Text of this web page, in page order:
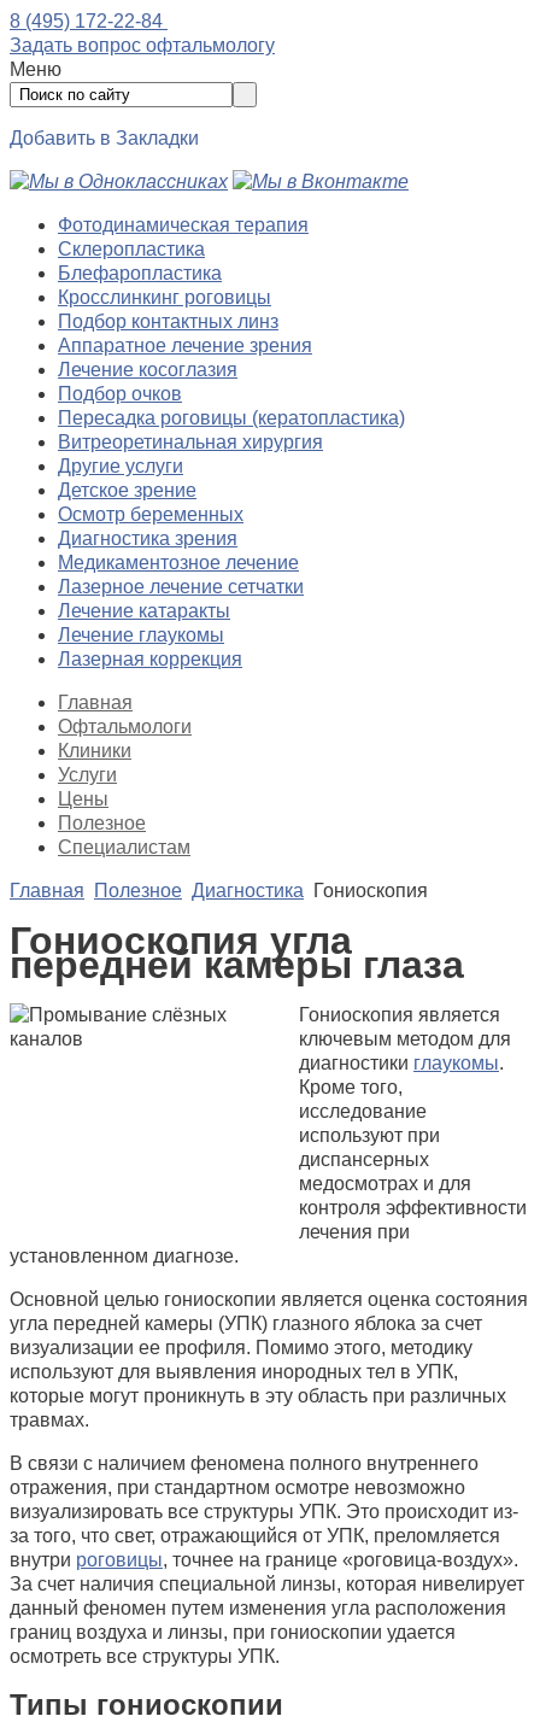
8 (495) 172-22-84
Задать вопрос офтальмологу
Меню
Добавить в Закладки
Фотодинамическая терапия
Склеропластика
Блефаропластика
Кросслинкинг роговицы
Подбор контактных линз
Аппаратное лечение зрения
Лечение косоглазия
Подбор очков
Пересадка роговицы (кератопластика)
Витреоретинальная хирургия
Другие услуги
Детское зрение
Осмотр беременных
Диагностика зрения
Медикаментозное лечение
Лазерное лечение сетчатки
Лечение катаракты
Лечение глаукомы
Лазерная коррекция
Главная
Офтальмологи
Клиники
Услуги
Цены
Полезное
Специалистам
Главная Полезное Диагностика Гониоскопия
Гониоскопия угла
передней камеры глаза
Гониоскопия является
ключевым методом для
диагностики глаукомы.
Кроме того,
исследование
используют при
диспансерных
медосмотрах и для
контроля эффективности
лечения при
установленном диагнозе.
Основной целью гониоскопии является оценка состояния
угла передней камеры (УПК) глазного яблока за счет
визуализации ее профиля. Помимо этого, методику
используют для выявления инородных тел в УПК,
которые могут проникнуть в эту область при различных
травмах.
В связи с наличием феномена полного внутреннего
отражения, при стандартном осмотре невозможно
визуализировать все структуры УПК. Это происходит из-
за того, что свет, отражающийся от УПК, преломляется
внутри роговицы, точнее на границе «роговица-воздух».
За счет наличия специальной линзы, которая нивелирует
данный феномен путем изменения угла расположения
границ воздуха и линзы, при гониоскопии удается
осмотреть все структуры УПК.
Типы гониоскопии